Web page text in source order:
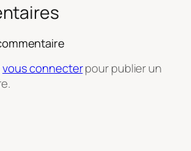
vous connecterpour publier un